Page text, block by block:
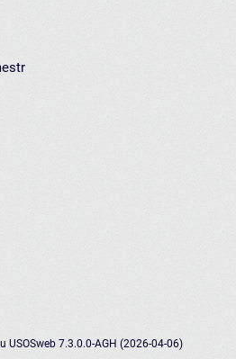
USOSweb 7.3.0.0-AGH (2026-04-06)